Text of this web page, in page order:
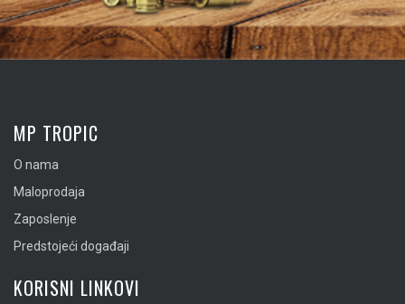
MP TROPIC
O nama
Maloprodaja
Zaposlenje
Predstojeći događaji
KORISNI LINKOVI